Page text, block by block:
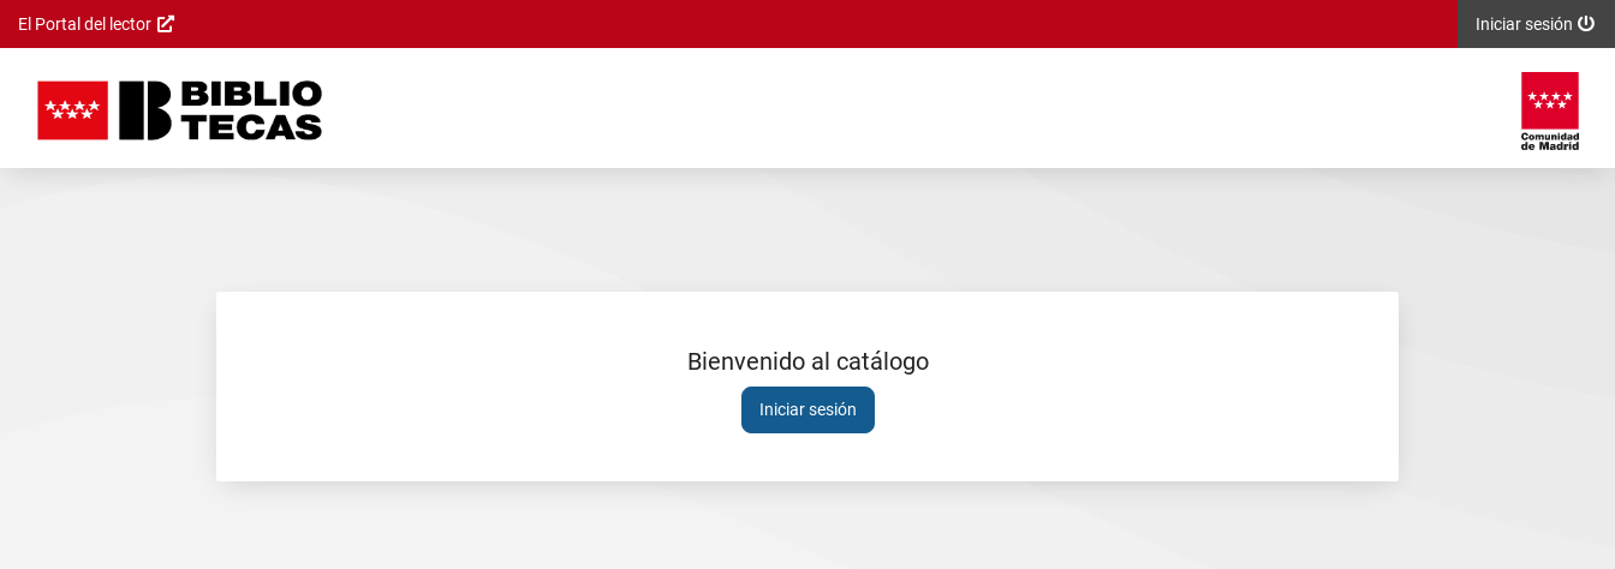
Saltar al
principal
El Portal del lector Iniciar sesión
Sesión
expirada
Bienvenido al catálogo
Iniciar sesión